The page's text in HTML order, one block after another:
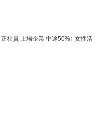
社員 上場企業 中途50%↑ 女性活